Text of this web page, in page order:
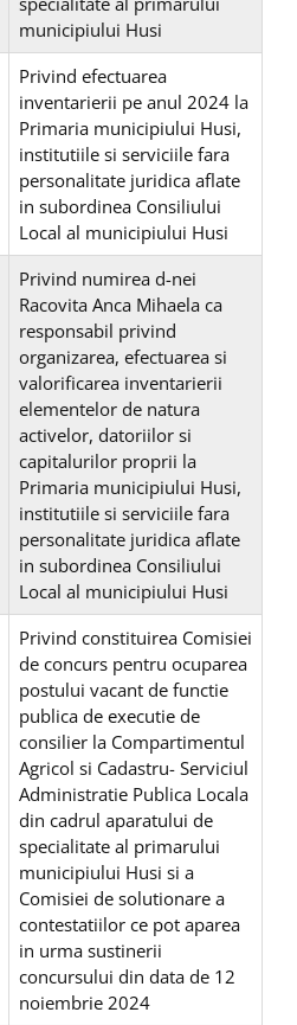
municipiului Husi
Privind efectuarea
inventarierii pe anul 2024 la
Primaria municipiului Husi,
institutiile si serviciile fara
personalitate juridica aflate
in subordinea Consiliului
Local al municipiului Husi
Privind numirea d-nei
Racovita Anca Mihaela ca
responsabil privind
organizarea, efectuarea si
valorificarea inventarierii
elementelor de natura
activelor, datoriilor si
capitalurilor proprii la
Primaria municipiului Husi,
institutiile si serviciile fara
personalitate juridica aflate
in subordinea Consiliului
Local al municipiului Husi
Privind constituirea Comisiei
de concurs pentru ocuparea
postului vacant de functie
publica de executie de
consilier la Compartimentul
Agricol si Cadastru- Serviciul
Administratie Publica Locala
din cadrul aparatului de
specialitate al primarului
municipiului Husi si a
Comisiei de solutionare a
contestatiilor ce pot aparea
in urma sustinerii
concursului din data de 12
noiembrie 2024